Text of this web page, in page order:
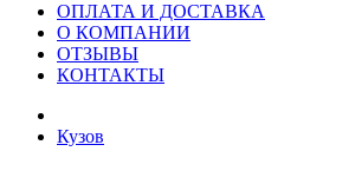
ОПЛАТА И ДОСТАВКА
О КОМПАНИИ
ОТЗЫВЫ
КОНТАКТЫ
Кузов